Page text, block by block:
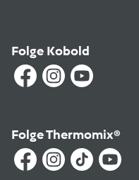
Folge Kobold
Folge Thermomix®